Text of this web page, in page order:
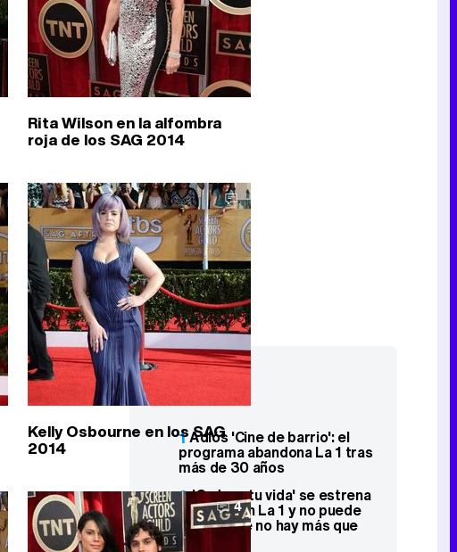
Canción ganadora de Eurovisión 2026: DARA con "Bangaranga" por Bulgaria
Rita Wilson en la alfombra
roja de los SAG 2014
Kelly Osbourne en los SAG
2014
4
Lo más visto
1Adiós 'Cine de barrio': el
programa abandona La 1 tras
más de 30 años
2'Ordena tu vida' se estrena
discreto en La 1 y no puede
con "Padre no hay más que
uno"